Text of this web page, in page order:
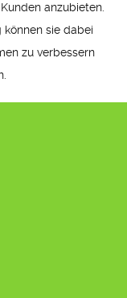
anzubieten.
können sie dabei
zu verbessern